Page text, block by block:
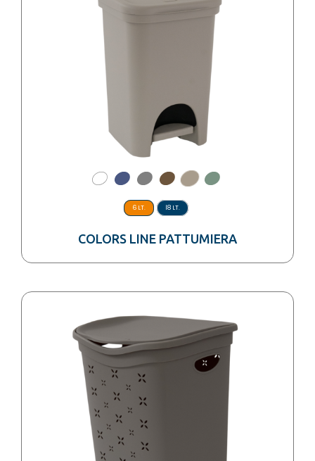
6 LT. 18 LT.
COLORS LINE PATTUMIERA